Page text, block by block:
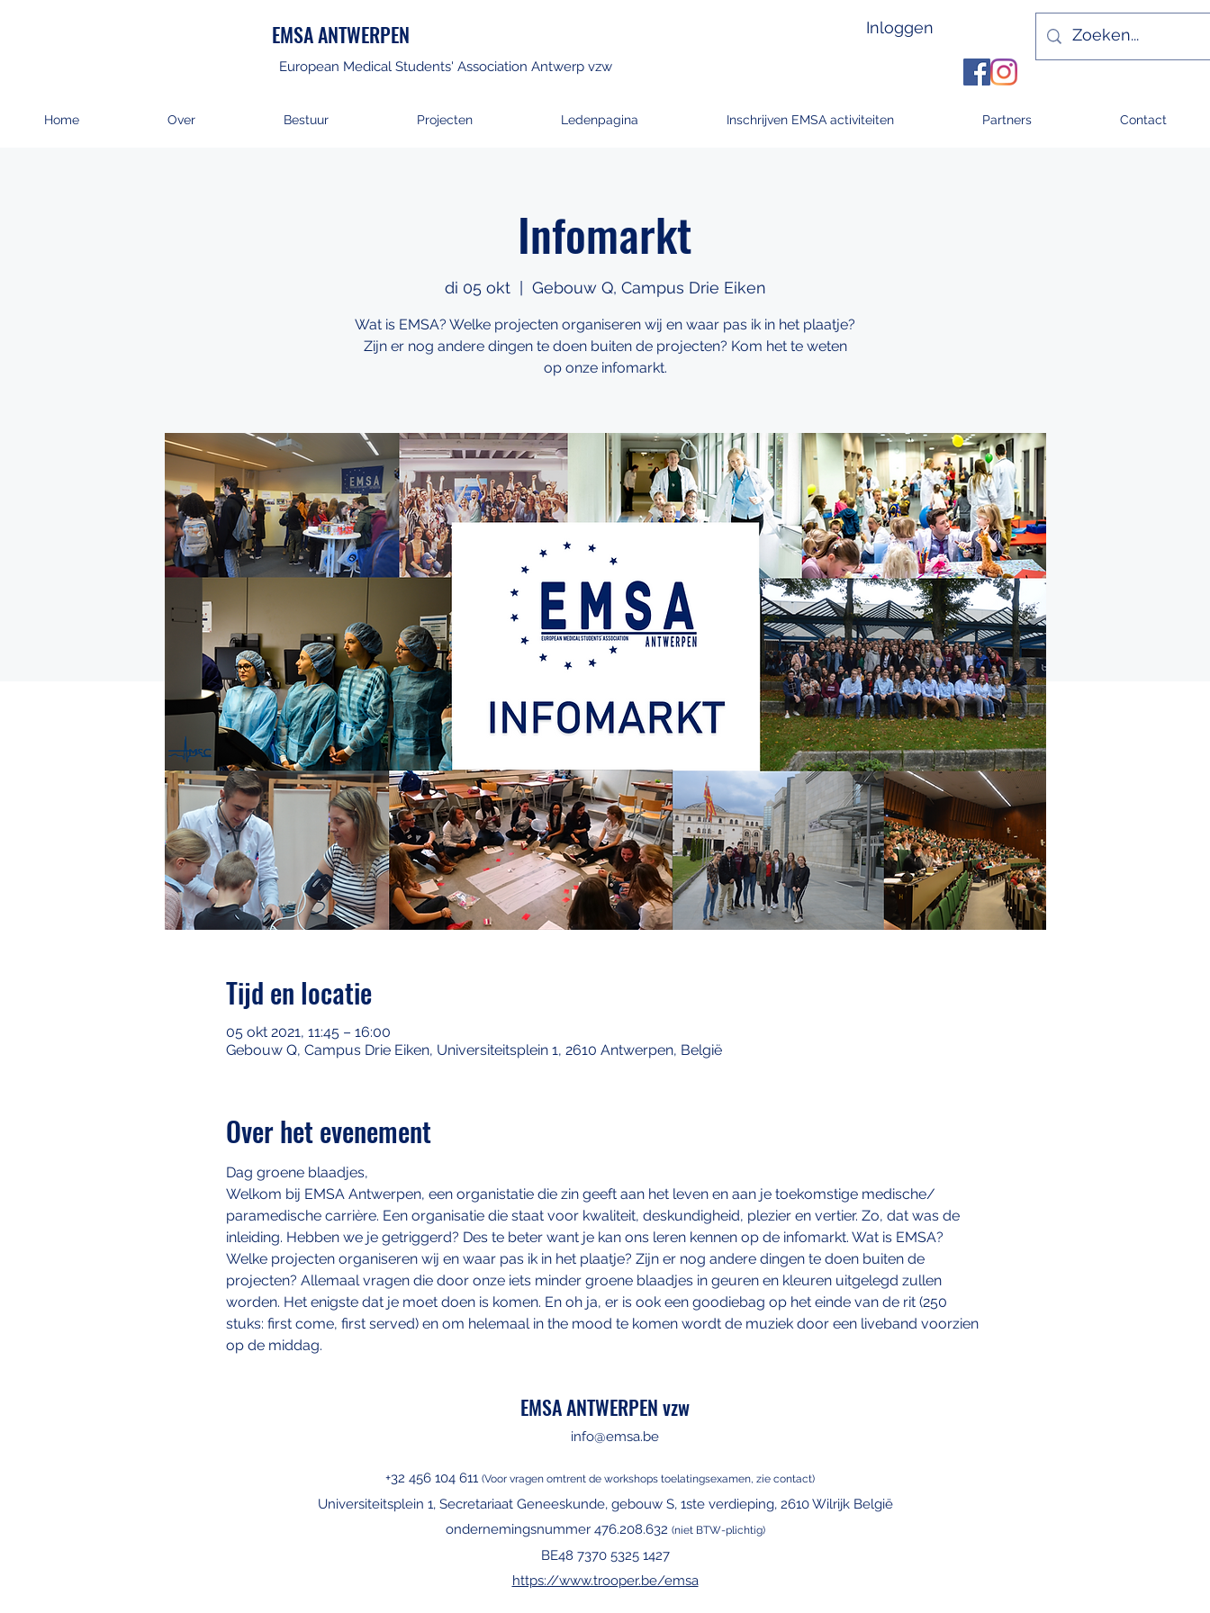
EMSA ANTWERPEN Inloggen
European Medical Students' Association Antwerp vzw
Home Over Bestuur Projecten Ledenpagina Inschrijven EMSA activiteiten Partners Contact
Infomarkt
di 05 okt
  |
Gebouw Q, Campus Drie Eiken
Wat is EMSA? Welke projecten organiseren wij en waar pas ik in het plaatje?
Zijn er nog andere dingen te doen buiten de projecten? Kom het te weten
op onze infomarkt.
Tijd en locatie
05 okt 2021, 11:45 – 16:00
Gebouw Q, Campus Drie Eiken, Universiteitsplein 1, 2610 Antwerpen, België
Over het evenement
Dag groene blaadjes,
Welkom bij EMSA Antwerpen, een organistatie die zin geeft aan het leven en aan je toekomstige medische/
paramedische carrière. Een organisatie die staat voor kwaliteit, deskundigheid, plezier en vertier. Zo, dat was de
inleiding. Hebben we je getriggerd? Des te beter want je kan ons leren kennen op de infomarkt. Wat is EMSA?
Welke projecten organiseren wij en waar pas ik in het plaatje? Zijn er nog andere dingen te doen buiten de
projecten? Allemaal vragen die door onze iets minder groene blaadjes in geuren en kleuren uitgelegd zullen
worden. Het enigste dat je moet doen is komen. En oh ja, er is ook een goodiebag op het einde van de rit (250
stuks: first come, first served) en om helemaal in the mood te komen wordt de muziek door een liveband voorzien
op de middag.
EMSA ANTWERPEN vzw
info@emsa.be
+32 456 104 611 (Voor vragen omtrent de workshops toelatingsexamen, zie contact)
Universiteitsplein 1, Secretariaat Geneeskunde, gebouw S, 1ste verdieping, 2610 Wilrijk België
ondernemingsnummer 476.208.632 (niet BTW-plichtig)
BE48 7370 5325 1427
https://www.trooper.be/emsa